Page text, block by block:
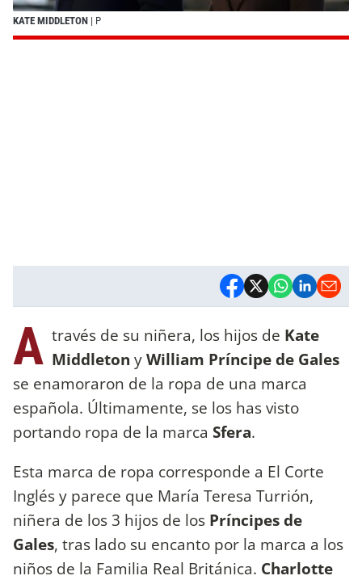
KATE MIDDLETON | P
A través de su niñera, los hijos de Kate
Middleton yWilliam Príncipe de Gales
se enamoraron de la ropa de una marca
española. Últimamente, se los has visto
portando ropa de la marca Sfera.
Esta marca de ropa corresponde a El Corte
Inglés y parece que María Teresa Turrión,
niñera de los 3 hijos de los Príncipes de
Gales, tras lado su encanto por la marca a los
niños de la Familia Real Británica. Charlotte